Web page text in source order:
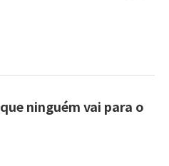
ninguém vai para o